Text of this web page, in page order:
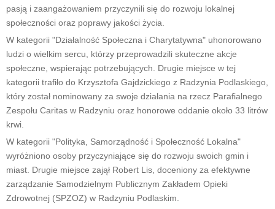
pasją i zaangażowaniem przyczynili się do rozwoju lokalnej
społeczności oraz poprawy jakości życia.
W kategorii "Działalność Społeczna i Charytatywna" uhonorowano
ludzi o wielkim sercu, którzy przeprowadzili skuteczne akcje
społeczne, wspierając potrzebujących. Drugie miejsce w tej
kategorii trafiło do Krzysztofa Gajdzickiego z Radzynia Podlaskiego,
który został nominowany za swoje działania na rzecz Parafialnego
Zespołu Caritas w Radzyniu oraz honorowe oddanie około 33 litrów
krwi.
W kategorii "Polityka, Samorządność i Społeczność Lokalna"
wyróżniono osoby przyczyniające się do rozwoju swoich gmin i
miast. Drugie miejsce zajął Robert Lis, doceniony za efektywne
zarządzanie Samodzielnym Publicznym Zakładem Opieki
Zdrowotnej (SPZOZ) w Radzyniu Podlaskim.